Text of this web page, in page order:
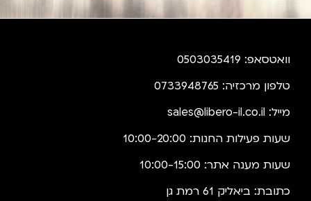
וואטסאפ: 0503035419
טלפון מרכזיה: 0733948765
מייל: sales@libero-il.co.il
שעות פעילות החנות: 10:00-20:00
שעות מענה אתר: 10:00-15:00
כתובת: ביאליק 61 רמת גן